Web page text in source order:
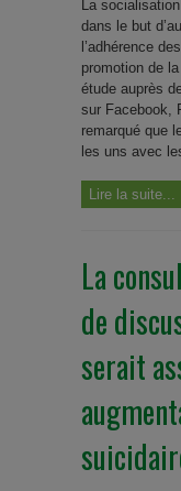
La
dans le but
l’adhérence
promotion de
étude auprès
sur Facebook,
remarqué que
les uns avec
Lire la suite...
La
de
serait